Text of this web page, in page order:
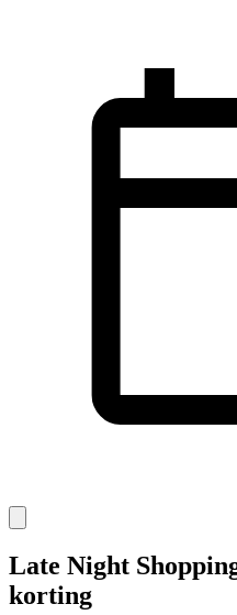
Late Night
korting